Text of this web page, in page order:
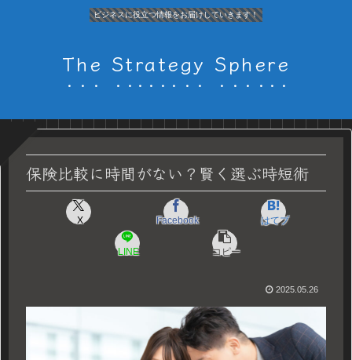
ビジネスに役立つ情報をお届けしていきます！
The Strategy Sphere
保険比較に時間がない？賢く選ぶ時短術
X Facebook はてブ
LINE コピー
2025.05.26